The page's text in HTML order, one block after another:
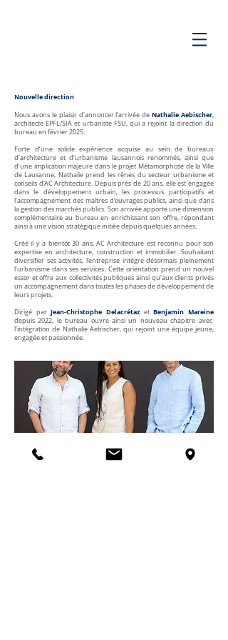
Nouvelle direction
Nous avons le plaisir d'annoncer l’arrivée deNathalie Aebischer,
architecte EPFL/SIA et urbaniste FSU, qui a rejoint la direction du
bureau en février 2025.
Forte d’une solide expérience acquise au sein de bureaux
d’architecture et d’urbanisme lausannois renommés, ainsi que
d’une implication majeure dans le projet Métamorphose de la Ville
de Lausanne, Nathalie prend les rênes du secteur urbanisme et
conseils d’AC Architecture. Depuis près de 20 ans, elle est engagée
dans le développement urbain, les processus participatifs et
l’accompagnement des maîtres d’ouvrages publics, ainsi que dans
la gestion des marchés publics. Son arrivée apporte une dimension
complémentaire au bureau en enrichissant son offre, répondant
ainsi à une vision stratégique initiée depuis quelques années.
Créé il y a bientôt 30 ans, AC Architecture est reconnu pour son
expertise en architecture, construction et immobilier. Souhaitant
diversifier ses activités, l’entreprise intègre désormais pleinement
l’urbanisme dans ses services. Cette orientation prend un nouvel
essor et offre aux collectivités publiques ainsi qu’aux clients privés
un accompagnement dans toutes les phases de développement de
leurs projets.
Dirigé parJean-Christophe DelacrétazetBenjamin Mareine
depuis 2022, le bureau ouvre ainsi un nouveau chapitre avec
l’intégration de Nathalie Aebischer, qui rejoint une équipe jeune,
engagée et passionnée.
Presse